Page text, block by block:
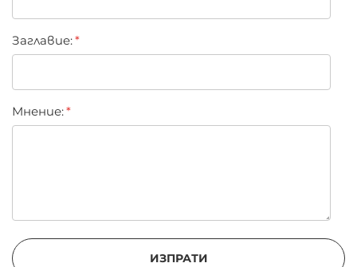
Заглавиe:
Мнение:
ИЗПРАТИ